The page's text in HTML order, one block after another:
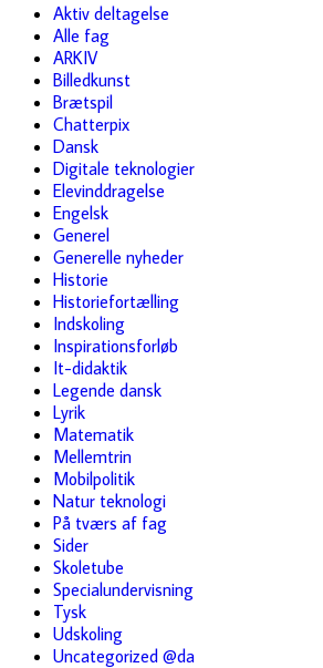
Aktiv deltagelse
Alle fag
ARKIV
Billedkunst
Brætspil
Chatterpix
Dansk
Digitale teknologier
Elevinddragelse
Engelsk
Generel
Generelle nyheder
Historie
Historiefortælling
Indskoling
Inspirationsforløb
It-didaktik
Legende dansk
Lyrik
Matematik
Mellemtrin
Mobilpolitik
Natur teknologi
På tværs af fag
Sider
Skoletube
Specialundervisning
Tysk
Udskoling
Uncategorized @da